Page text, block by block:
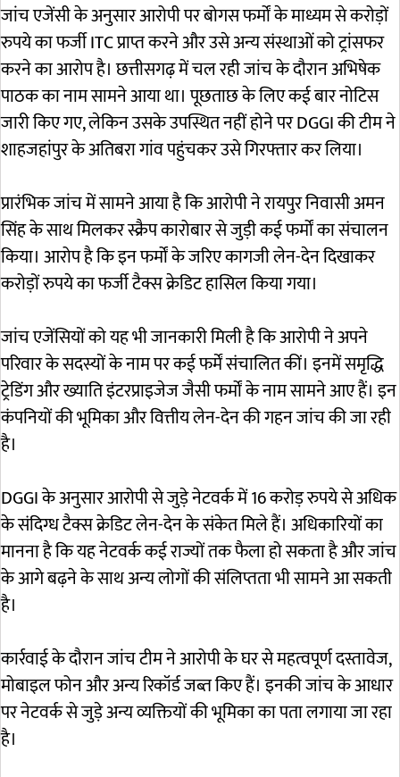
जांच एजेंसी के अनुसार आरोपी पर बोगस फर्मों के माध्यम से करोड़ों
रुपये का फर्जी ITC प्राप्त करने और उसे अन्य संस्थाओं को ट्रांसफर
करने का आरोप है। छत्तीसगढ़ में चल रही जांच के दौरान अभिषेक
पाठक का नाम सामने आया था। पूछताछ के लिए कई बार नोटिस
जारी किए गए, लेकिन उसके उपस्थित नहीं होने पर DGGI की टीम ने
शाहजहांपुर के अतिबरा गांव पहुंचकर उसे गिरफ्तार कर लिया।
प्रारंभिक जांच में सामने आया है कि आरोपी ने रायपुर निवासी अमन
सिंह के साथ मिलकर स्क्रैप कारोबार से जुड़ी कई फर्मों का संचालन
किया। आरोप है कि इन फर्मों के जरिए कागजी लेन-देन दिखाकर
करोड़ों रुपये का फर्जी टैक्स क्रेडिट हासिल किया गया।
जांच एजेंसियों को यह भी जानकारी मिली है कि आरोपी ने अपने
परिवार के सदस्यों के नाम पर कई फर्में संचालित कीं। इनमें समृद्धि
ट्रेडिंग और ख्याति इंटरप्राइजेज जैसी फर्मों के नाम सामने आए हैं। इन
कंपनियों की भूमिका और वित्तीय लेन-देन की गहन जांच की जा रही
है।
DGGI के अनुसार आरोपी से जुड़े नेटवर्क में 16 करोड़ रुपये से अधिक
के संदिग्ध टैक्स क्रेडिट लेन-देन के संकेत मिले हैं। अधिकारियों का
मानना है कि यह नेटवर्क कई राज्यों तक फैला हो सकता है और जांच
के आगे बढ़ने के साथ अन्य लोगों की संलिप्तता भी सामने आ सकती
है।
कार्रवाई के दौरान जांच टीम ने आरोपी के घर से महत्वपूर्ण दस्तावेज,
मोबाइल फोन और अन्य रिकॉर्ड जब्त किए हैं। इनकी जांच के आधार
पर नेटवर्क से जुड़े अन्य व्यक्तियों की भूमिका का पता लगाया जा रहा
है।